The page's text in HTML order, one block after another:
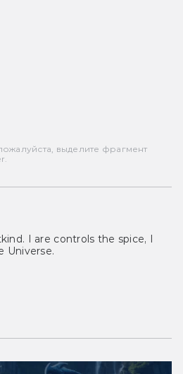
выделите фрагмент
I are controls the spice, I
Universe.